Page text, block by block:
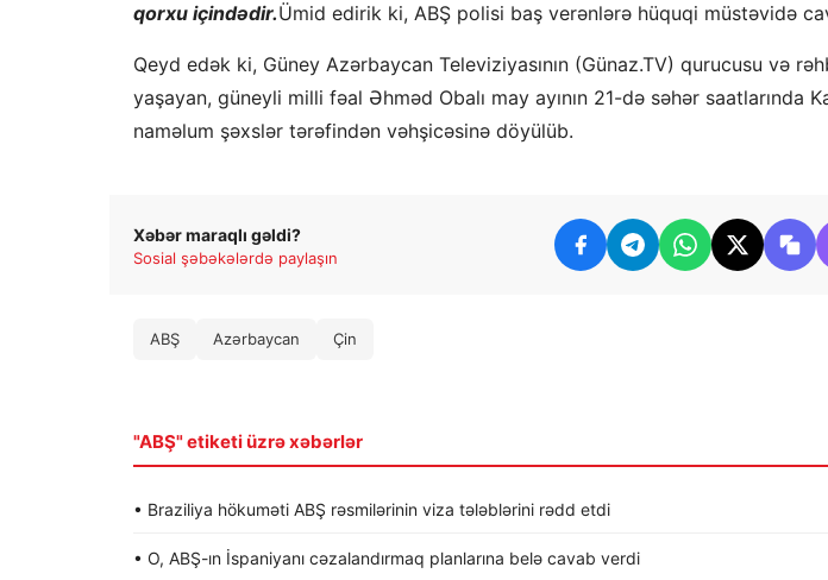
qorxu içindədir.Ümid edirik ki, ABŞ polisi baş verənlərə hüquqi müstəvidə
Qeyd edək ki, Güney Azərbaycan Televiziyasının (Günaz.TV) qurucusu və
yaşayan, güneyli milli fəal Əhməd Obalı may ayının 21-də səhər saatlarında
naməlum şəxslər tərəfindən vəhşicəsinə döyülüb.
Xəbər maraqlı gəldi?
Sosial şəbəkələrdə paylaşın
ABŞ Azərbaycan Çin
"ABŞ" etiketi üzrə xəbərlər
• Braziliya hökuməti ABŞ rəsmilərinin viza tələblərini rədd etdi
• O, ABŞ-ın İspaniyanı cəzalandırmaq planlarına belə cavab verdi